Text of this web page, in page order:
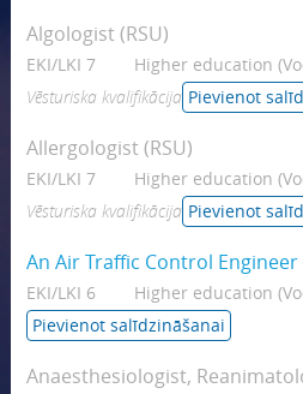
Algologist (RSU)
EKI/LKI 7 Higher education
Vēsturiska kvalifikācija Pievienot
Allergologist (RSU)
EKI/LKI 7 Higher education
Vēsturiska kvalifikācija Pievienot
An Air Traffic Control Engineer
EKI/LKI 6 Higher education
Pievienot salīdzināšanai
Anaesthesiologist,